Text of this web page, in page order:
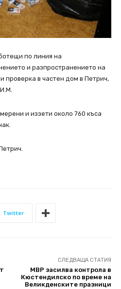
по линия на
и разпространението на
проверка в частен дом в Петрич,
и иззети около 760 къса
Twitter
СЛЕДВАЩА СТАТИЯ
МВР засилва контрола в
Кюстендилско по време на
Великденските празници